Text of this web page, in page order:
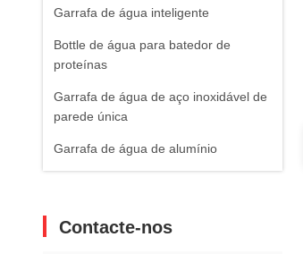
Garrafa de água inteligente
Bottle de água para batedor de
proteínas
Garrafa de água de aço inoxidável de
parede única
Garrafa de água de alumínio
Contacte-nos